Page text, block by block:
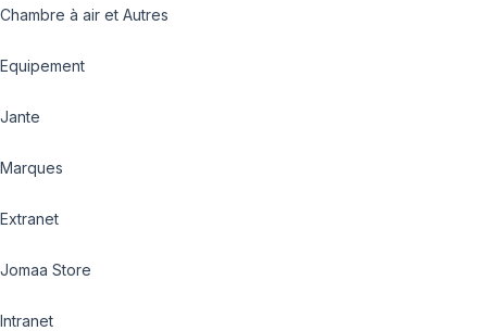
Chambre à air et Autres
Equipement
Jante
Marques
Extranet
Jomaa Store
Intranet